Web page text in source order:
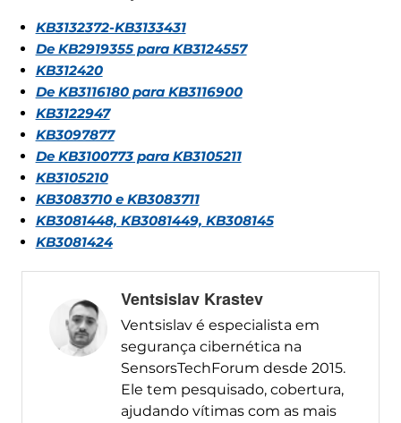
KB3132372-KB3133431
De KB2919355 para KB3124557
KB312420
De KB3116180 para KB3116900
KB3122947
KB3097877
De KB3100773 para KB3105211
KB3105210
KB3083710 e KB3083711
KB3081448, KB3081449, KB308145
KB3081424
Ventsislav Krastev
Ventsislav é especialista em
segurança cibernética na
SensorsTechForum desde 2015.
Ele tem pesquisado, cobertura,
ajudando vítimas com as mais